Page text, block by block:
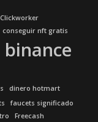
Clickworker
conseguir nft gratis
dinero hotmart
faucets significado
Freecash